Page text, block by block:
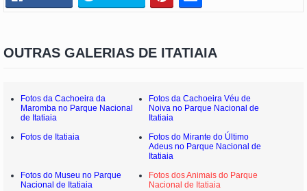
OUTRAS GALERIAS DE ITATIAIA
Fotos da Cachoeira da
Maromba no Parque Nacional
de Itatiaia
Fotos da Cachoeira Véu de
Noiva no Parque Nacional de
Itatiaia
Fotos de Itatiaia
Fotos do Mirante do Último
Adeus no Parque Nacional de
Itatiaia
Fotos do Museu no Parque
Nacional de Itatiaia
Fotos dos Animais do Parque
Nacional de Itatiaia